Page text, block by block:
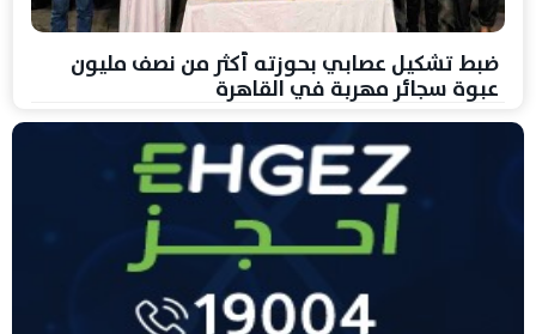
ضبط تشكيل عصابي بحوزته أكثر من نصف مليون
عبوة سجائر مهربة في القاهرة